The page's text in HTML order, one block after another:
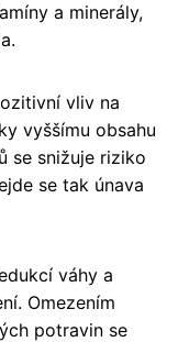
a minerály,
vliv na
vyššímu obsahu
se snižuje riziko
se tak únava
váhy a
Omezením
potravin se